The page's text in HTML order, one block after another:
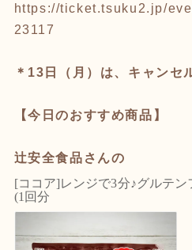
https://ticket.tsuku2.jp/
23117
＊13日（月）は、キャンセ
【今日のおすすめ商品】
辻安全食品さんの
[ココア]レンジで3分♪グルテン
(1回分